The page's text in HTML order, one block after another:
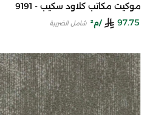
موكيت مكاتب كلاود سكيب - 9191
97.75
/م² شامل الضريبة